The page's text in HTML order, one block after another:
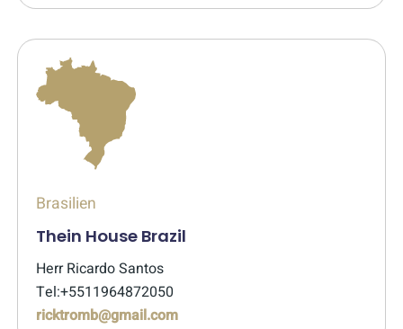
Brasilien
Thein House Brazil
Herr Ricardo Santos
Tel:+5511964872050
ricktromb@gmail.com